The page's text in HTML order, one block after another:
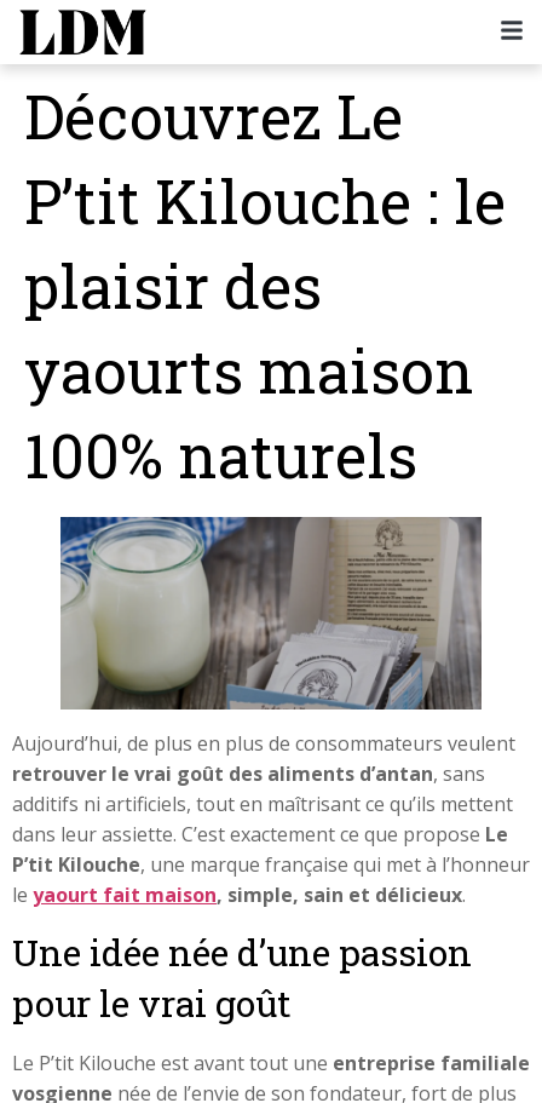
Découvrez Le
P’tit Kilouche : le
plaisir des
yaourts maison
100% naturels
Aujourd’hui, de plus en plus de consommateurs veulent
retrouver le vrai goût des aliments d’antan, sans
additifs ni artificiels, tout en maîtrisant ce qu’ils mettent
dans leur assiette. C’est exactement ce que propose Le
P’tit Kilouche, une marque française qui met à l’honneur
le yaourt fait maison, simple, sain et délicieux.
Une idée née d’une passion
pour le vrai goût
Le P’tit Kilouche est avant tout une entreprise familiale
vosgienne née de l’envie de son fondateur, fort de plus